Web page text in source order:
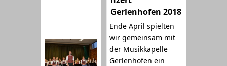
Gerlenhofen 2018
Ende April spielten
wir gemeinsam mit
der Musikkapelle
Gerlenhofen ein